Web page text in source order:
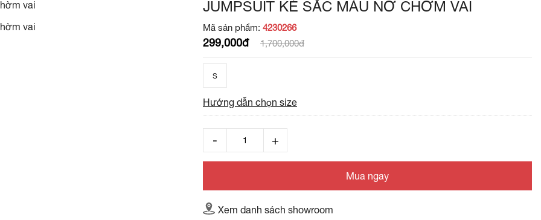
JUMPSUIT KẺ SẮC MÀU NƠ CHỜM VAI
Mã sản phẩm: 4230266
299,000đ 1,700,000đ
S
Hướng dẫn chọn size
Mua ngay
Xem danh sách showroom